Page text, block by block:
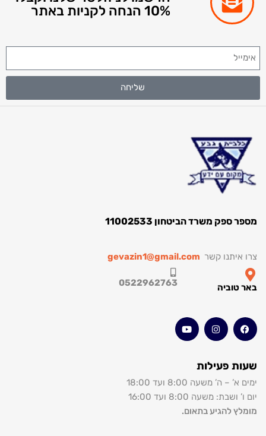
משרד הביטחון 11002533
קשרgevazin1@gmail.com
0522962763
פעילות
משעה 8:00 ועד 18:00
משעה 8:00 ועד 16:00
להגיע בתאום.